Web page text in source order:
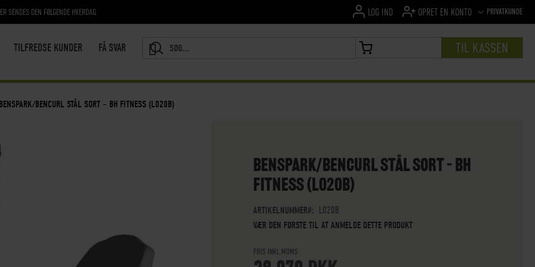
SPROGPRIVATKUNDE
LOG IND OPRET EN KONTO
SENDES DEN FØLGENDE HVERDAG
TILFREDSE KUNDER FÅ SVAR MIN INDKØBSKURV TIL KASSEN
BENSPARK/BENCURL STÅL SORT – BH FITNESS (L020B)
BENSPARK/BENCURL STÅL SORT – BH
FITNESS (L020B)
ARTIKELNUMMER
L020B
VÆR DEN FØRSTE TIL AT ANMELDE DETTE PRODUKT
PRIS INKL.MOMS